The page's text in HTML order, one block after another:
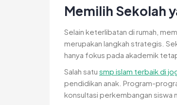
Memilih Sekolah
Selain keterlibatan di rumah,
merupakan langkah strategis.
hanya fokus pada akademik
Salah satu smp islam terbaik di
pendidikan anak. Program-
konsultasi perkembangan siswa